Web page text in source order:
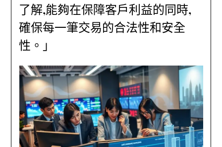
了解,能夠在保障客戶利益的同時,
確保每一筆交易的合法性和安全
性。」